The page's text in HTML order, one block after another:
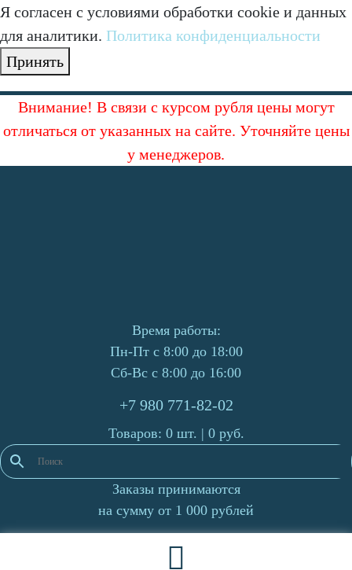
Я согласен с условиями обработки cookie и данных
для аналитики. Политика конфиденциальности
Принять
Внимание! В связи с курсом рубля цены могут
отличаться от указанных на сайте. Уточняйте цены
у менеджеров.
Время работы:
Пн-Пт с 8:00 до 18:00
Сб-Вс с 8:00 до 16:00
+7 980 771-82-02
Товаров: 0 шт. | 0руб.
Заказы принимаются
на сумму от 1 000 рублей